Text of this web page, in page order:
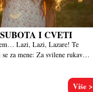
I CVETI
Lazi, Lazi, Lazare! Te
za mene: Za svilene rukave,
Više >